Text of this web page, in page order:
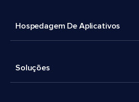
Hospedagem De Aplicativos
Soluções